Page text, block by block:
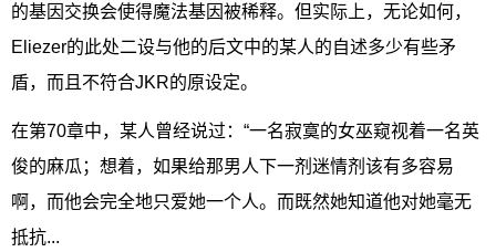
的基因交换会使得魔法基因被稀释。但实际上，无论如何，
Eliezer的此处二设与他的后文中的某人的自述多少有些矛
盾，而且不符合JKR的原设定。
在第70章中，某人曾经说过：“一名寂寞的女巫窥视着一名英
俊的麻瓜；想着，如果给那男人下一剂迷情剂该有多容易
啊，而他会完全地只爱她一个人。而既然她知道他对她毫无
抵抗...